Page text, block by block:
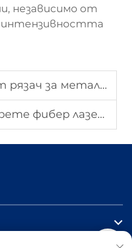
независимо от
интензивността
прецизната обработка на метал?
режеща машина за рязане на метал?